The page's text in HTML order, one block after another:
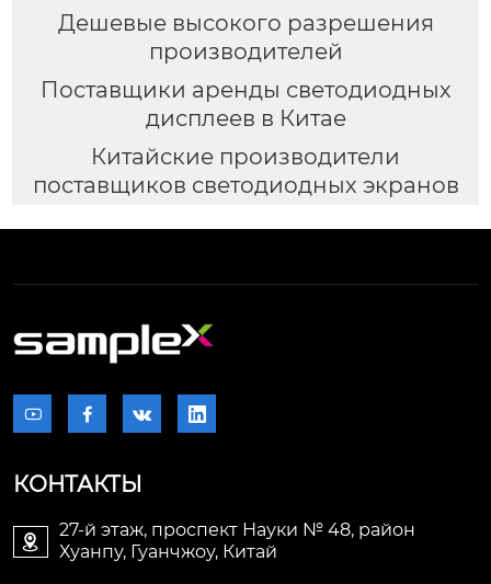
Дешевые высокого разрешения
производителей
Поставщики аренды светодиодных
дисплеев в Китае
Китайские производители
поставщиков светодиодных экранов
   
КОНТАКТЫ

27-й этаж, проспект Науки № 48, район
Хуанпу, Гуанчжоу, Китай